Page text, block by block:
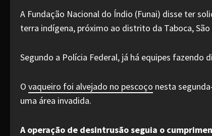
A Fundação Nacional do Índio (Funai) disse ter
terra indígena, próximo ao distrito da Taboca, São
Segundo a Polícia Federal, já há equipes fazendo
O vaqueiro foi alvejado no pescoço nesta
uma área invadida.
A operação de desintrusão seguia o